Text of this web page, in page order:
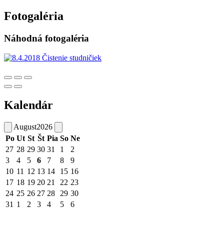
Fotogaléria
Náhodná fotogaléria
Kalendár
August2026
Po Ut St Št Pia So Ne
27 28 29 30 31 1
2
3
4 5 6 7 8
9
10 11 12 13 14 15 16
17 18 19 20 21 22 23
24 25 26 27 28 29 30
31 1 2 3 4 5 6